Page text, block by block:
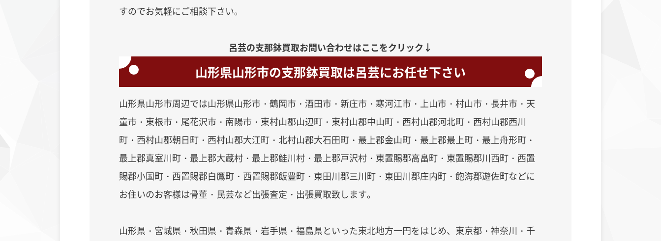
すのでお気軽にご相談下さい。
呂芸の支那鉢買取お問い合わせはここをクリック↓
山形県山形市の支那鉢買取は呂芸にお任せ下さい
山形県山形市周辺では山形県山形市・鶴岡市・酒田市・新庄市・寒河江市・上山市・村山市・長井市・天
童市・東根市・尾花沢市・南陽市・東村山郡山辺町・東村山郡中山町・西村山郡河北町・西村山郡西川
町・西村山郡朝日町・西村山郡大江町・北村山郡大石田町・最上郡金山町・最上郡最上町・最上舟形町・
最上郡真室川町・最上郡大蔵村・最上郡鮭川村・最上郡戸沢村・東置賜郡高畠町・東置賜郡川西町・西置
賜郡小国町・西置賜郡白鷹町・西置賜郡飯豊町・東田川郡三川町・東田川郡庄内町・飽海郡遊佐町などに
お住いのお客様は骨董・民芸など出張査定・出張買取致します。
山形県・宮城県・秋田県・青森県・岩手県・福島県といった東北地方一円をはじめ、 東京都・神奈川・千